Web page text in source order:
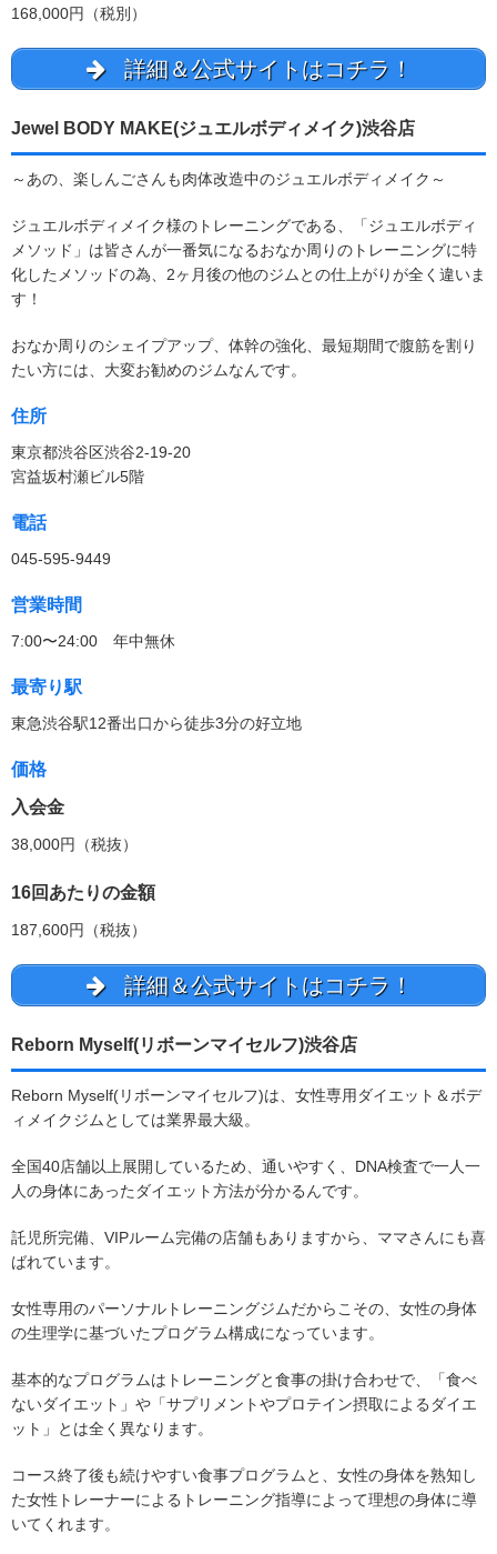
168,000円（税別）
詳細＆公式サイトはコチラ！
Jewel BODY MAKE(ジュエルボディメイク)渋谷店
～あの、楽しんごさんも肉体改造中のジュエルボディメイク～
ジュエルボディメイク様のトレーニングである、「ジュエルボディ
メソッド」は皆さんが一番気になるおなか周りのトレーニングに特
化したメソッドの為、2ヶ月後の他のジムとの仕上がりが全く違いま
す！
おなか周りのシェイプアップ、体幹の強化、最短期間で腹筋を割り
たい方には、大変お勧めのジムなんです。
住所
東京都渋谷区渋谷2-19-20
宮益坂村瀬ビル5階
電話
045-595-9449
営業時間
7:00〜24:00 年中無休
最寄り駅
東急渋谷駅12番出口から徒歩3分の好立地
価格
入会金
38,000円（税抜）
16回あたりの金額
187,600円（税抜）
詳細＆公式サイトはコチラ！
Reborn Myself(リボーンマイセルフ)渋谷店
Reborn Myself(リボーンマイセルフ)は、女性専用ダイエット＆ボデ
ィメイクジムとしては業界最大級。
全国40店舗以上展開しているため、通いやすく、DNA検査で一人一
人の身体にあったダイエット方法が分かるんです。
託児所完備、VIPルーム完備の店舗もありますから、ママさんにも喜
ばれています。
女性専用のパーソナルトレーニングジムだからこその、女性の身体
の生理学に基づいたプログラム構成になっています。
基本的なプログラムはトレーニングと食事の掛け合わせで、「食べ
ないダイエット」や「サプリメントやプロテイン摂取によるダイエ
ット」とは全く異なります。
コース終了後も続けやすい食事プログラムと、女性の身体を熟知し
た女性トレーナーによるトレーニング指導によって理想の身体に導
いてくれます。